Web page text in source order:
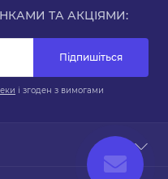
ТА АКЦІЯМИ:
Підпишіться
і згоден з вимогами